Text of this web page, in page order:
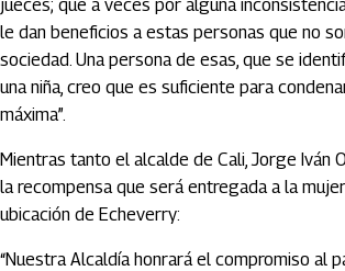
jueces; que a veces por alguna
le dan beneficios a estas personas que no
sociedad. Una persona de esas, que se
una niña, creo que es suficiente para
máxima”.
Mientras tanto el alcalde de Cali, Jorge Iván
la recompensa que será entregada a la
ubicación de Echeverry:
“Nuestra Alcaldía honrará el compromiso al